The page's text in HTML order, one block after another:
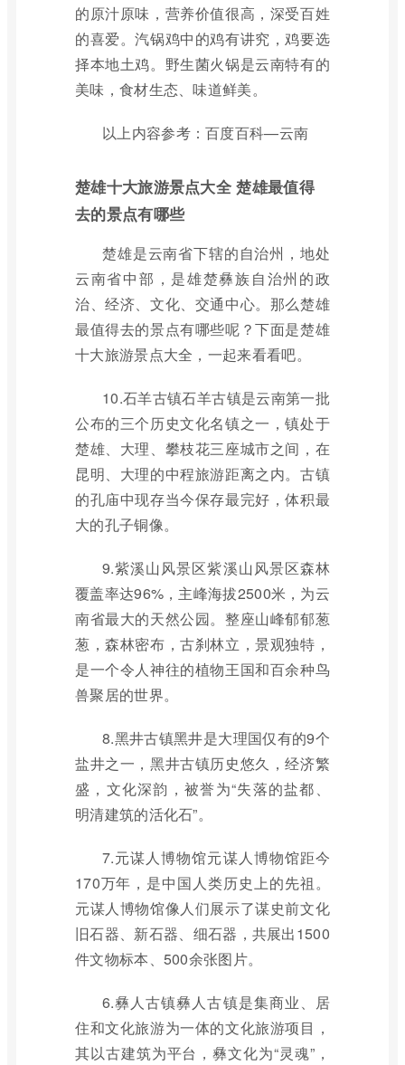
的原汁原味，营养价值很高，深受百姓
的喜爱。汽锅鸡中的鸡有讲究，鸡要选
择本地土鸡。野生菌火锅是云南特有的
美味，食材生态、味道鲜美。
以上内容参考：百度百科—云南
楚雄十大旅游景点大全 楚雄最值得
去的景点有哪些
楚雄是云南省下辖的自治州，地处
云南省中部，是雄楚彝族自治州的政
治、经济、文化、交通中心。那么楚雄
最值得去的景点有哪些呢？下面是楚雄
十大旅游景点大全，一起来看看吧。
10.石羊古镇石羊古镇是云南第一批
公布的三个历史文化名镇之一，镇处于
楚雄、大理、攀枝花三座城市之间，在
昆明、大理的中程旅游距离之内。古镇
的孔庙中现存当今保存最完好，体积最
大的孔子铜像。
9.紫溪山风景区紫溪山风景区森林
覆盖率达96%，主峰海拔2500米，为云
南省最大的天然公园。整座山峰郁郁葱
葱，森林密布，古刹林立，景观独特，
是一个令人神往的植物王国和百余种鸟
兽聚居的世界。
8.黑井古镇黑井是大理国仅有的9个
盐井之一，黑井古镇历史悠久，经济繁
盛，文化深韵，被誉为“失落的盐都、
明清建筑的活化石”。
7.元谋人博物馆元谋人博物馆距今
170万年，是中国人类历史上的先祖。
元谋人博物馆像人们展示了谋史前文化
旧石器、新石器、细石器，共展出1500
件文物标本、500余张图片。
6.彝人古镇彝人古镇是集商业、居
住和文化旅游为一体的文化旅游项目，
其以古建筑为平台，彝文化为“灵魂”，